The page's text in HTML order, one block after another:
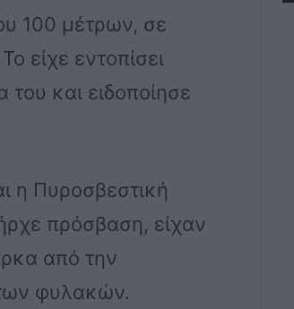
100 μέτρων, σε
είχε εντοπίσει
και ειδοποίησε
η Πυροσβεστική
πρόσβαση, είχαν
από την
φυλακών.